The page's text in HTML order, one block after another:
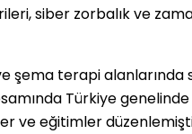
siber zorbalık ve
şema terapi alanlarında
Türkiye
ve eğitimler